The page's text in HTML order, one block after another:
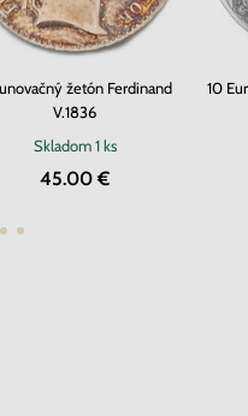
žetón Ferdinand
V.1836
Skladom1 ks
45.00 €
10